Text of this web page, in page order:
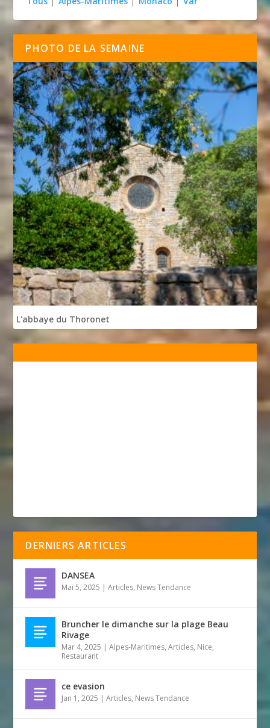
PHOTO DE LA SEMAINE
L'abbaye du Thoronet
DERNIERS ARTICLES
DANSEA
Mai 5, 2025 |Articles, News Tendance
Bruncher le dimanche sur la plage Beau
Rivage
Mar 4, 2025 |Alpes-Maritimes,Articles, Nice,
Restaurant
ce evasion
Jan 1, 2025 |Articles, News Tendance